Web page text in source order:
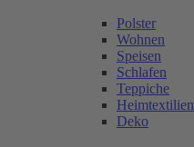
Polster
Wohnen
Speisen
Schlafen
Teppiche
Heimtextilien
Deko